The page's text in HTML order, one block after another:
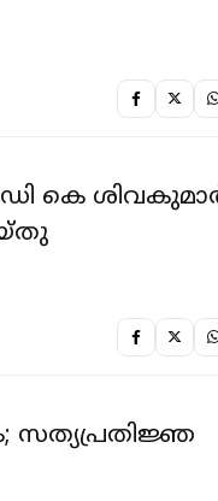
കെ
സത്യപ്രതിജ്ഞ